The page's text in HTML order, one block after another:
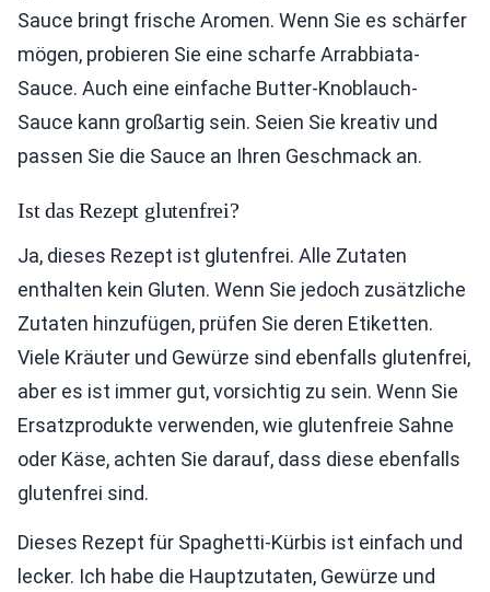
Sauce bringt frische Aromen. Wenn Sie es schärfer
mögen, probieren Sie eine scharfe Arrabbiata-
Sauce. Auch eine einfache Butter-Knoblauch-
Sauce kann großartig sein. Seien Sie kreativ und
passen Sie die Sauce an Ihren Geschmack an.
Ist das Rezept glutenfrei?
Ja, dieses Rezept ist glutenfrei. Alle Zutaten
enthalten kein Gluten. Wenn Sie jedoch zusätzliche
Zutaten hinzufügen, prüfen Sie deren Etiketten.
Viele Kräuter und Gewürze sind ebenfalls glutenfrei,
aber es ist immer gut, vorsichtig zu sein. Wenn Sie
Ersatzprodukte verwenden, wie glutenfreie Sahne
oder Käse, achten Sie darauf, dass diese ebenfalls
glutenfrei sind.
Dieses Rezept für Spaghetti-Kürbis ist einfach und
lecker. Ich habe die Hauptzutaten, Gewürze und